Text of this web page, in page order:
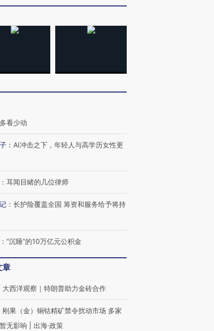
金
届链博
【商旅对话】华住集团
多看少动
： AI冲击之下，年轻人与高学历女性更
： 耳闻目睹的几位律师
： 长护险覆盖全国 筹资和服务给予将持
： “沉睡”的10万亿元公积金
章
大西洋观察｜特朗普助力金砖合作
刚果（金）铜钴精矿禁令扰动市场 多家
无影响 | 出海·政策